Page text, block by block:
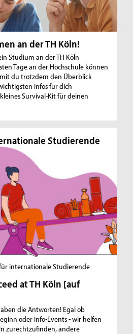
an der TH Köln!
Studium an der TH Köln
Tage an der Hochschule können
du trotzdem den Überblick
Infos für dich
Survival-Kit für deinen
Studierende
internationale Studierende
at TH Köln [auf
die Antworten! Egal ob
oder Info-Events - wir helfen
zurechtzufinden, andere